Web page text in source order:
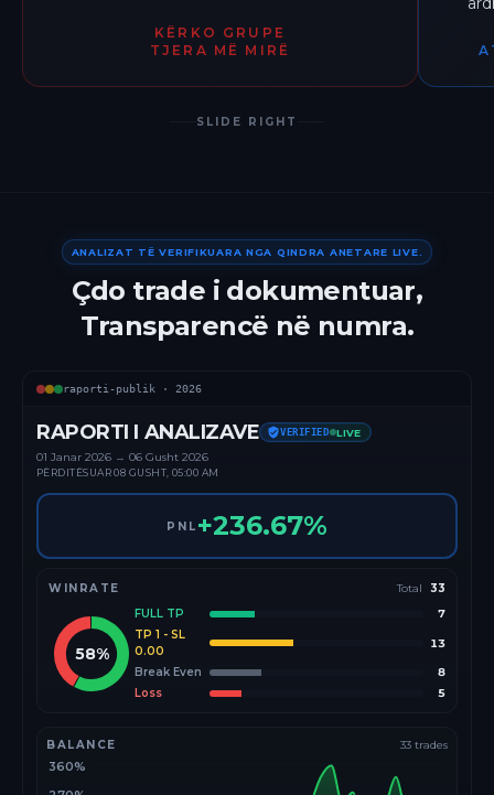
KËRKO GRUPE
TJERA MË MIRË
SLIDE RIGHT
ANALIZAT TË VERIFIKUARA NGA QINDRA ANETARE LIVE.
Çdo trade i dokumentuar,
Transparencë në numra.
raporti-publik · 2026
RAPORTI I ANALIZAVE VERIFIED LIVE
01 Janar 2026 → 06 Gusht 2026
PËRDITËSUAR08 GUSHT, 05:00 AM
PNL +236.67%
WINRATE Total 33
58%
FULL TP
7
TP 1 - SL
0.00
13
Break Even
8
Loss
5
BALANCE 33 trades
360%